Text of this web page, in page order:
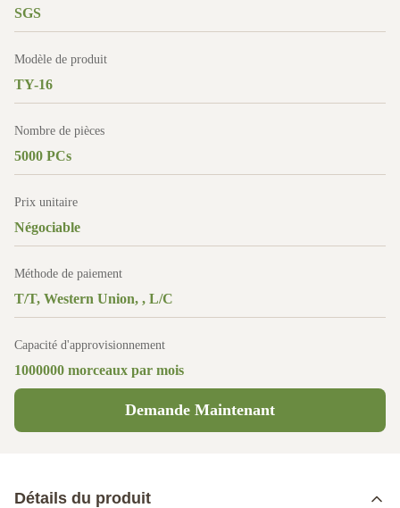
SGS
Modèle de produit
TY-16
Nombre de pièces
5000 PCs
Prix unitaire
Négociable
Méthode de paiement
T/T, Western Union, , L/C
Capacité d'approvisionnement
1000000 morceaux par mois
Demande Maintenant
Détails du produit